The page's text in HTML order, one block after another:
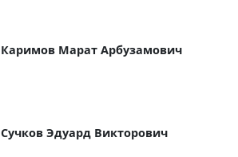
Каримов Марат Арбузамович
Сучков Эдуард Викторович